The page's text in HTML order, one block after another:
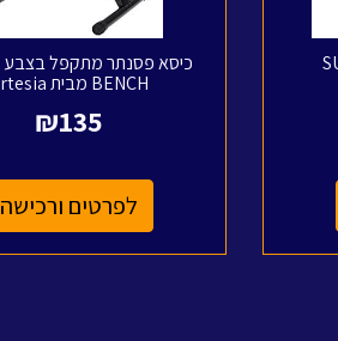
BENCH מבית Artesia
₪135
לפרטים ורכישה